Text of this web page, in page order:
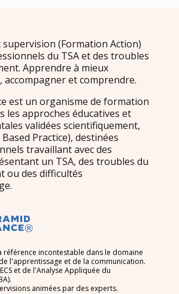
(Formation Action)
du TSA et des troubles
Apprendre à mieux
accompagner et comprendre.
est un organisme de formation
les approches éducatives et
validées scientifiquement,
Based Practice), destinées
travaillant avec des
un TSA, des troubles du
ou des difficultés
référence incontestable dans le domaine
l'apprentissage et de la communication.
et de l'Analyse Appliquée du
animées par des experts.